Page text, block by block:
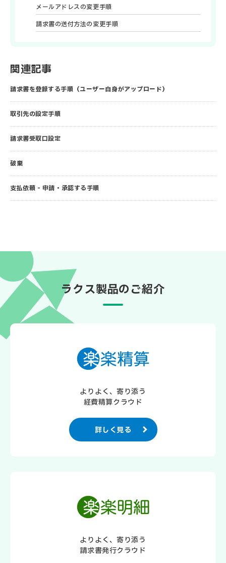
メールアドレスの変更手順
請求書の送付方法の変更手順
関連記事
請求書を登録する手順（ユーザー自身がアップロード）
取引先の設定手順
請求書受取口設定
破棄
支払依頼 - 申請・承認する手順
ラクス製品のご紹介
よりよく、寄り添う
経費精算クラウド
詳しく見る
よりよく、寄り添う
請求書発行クラウド